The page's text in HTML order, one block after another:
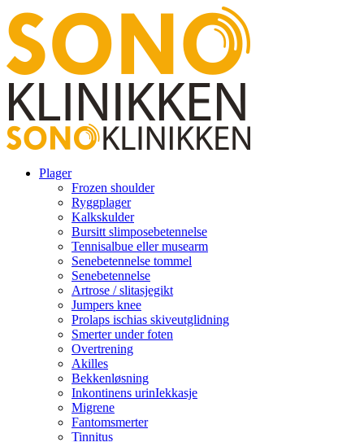
Plager
Frozen shoulder
Ryggplager
Kalkskulder
Bursitt slimposebetennelse
Tennisalbue eller musearm
Senebetennelse tommel
Senebetennelse
Artrose / slitasjegikt
Jumpers knee
Prolaps ischias skiveutglidning
Smerter under foten
Overtrening
Akilles
Bekkenløsning
Inkontinens urinIekkasje
Migrene
Fantomsmerter
Tinnitus